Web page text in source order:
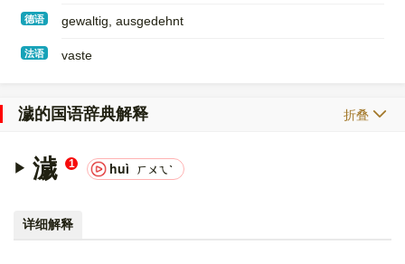
德语 gewaltig, ausgedehnt
法语 vaste
濊的国语辞典解释 折叠
濊 1 huì ㄏㄨㄟˋ
详细解释